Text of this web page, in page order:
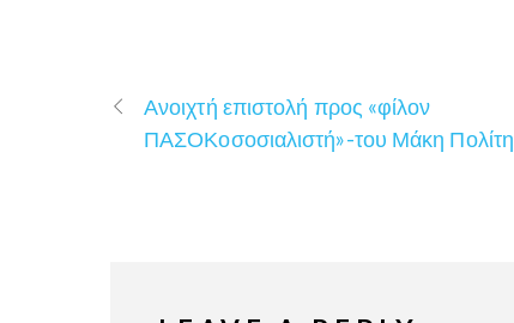
Ανοιχτή επιστολή προς «φίλον
ΠΑΣΟΚοσοσιαλιστή»-του Μάκη Πολίτη